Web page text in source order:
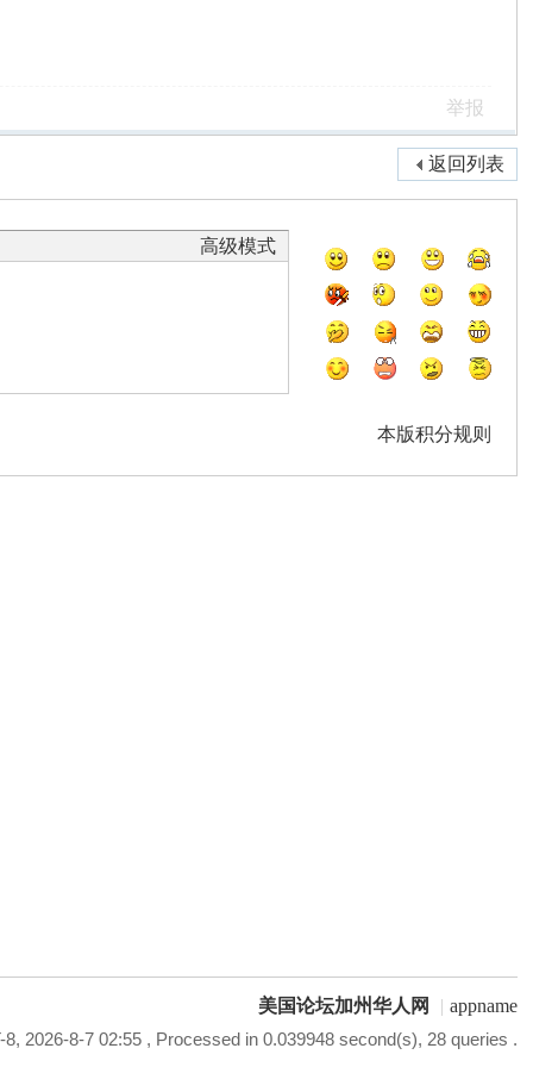
举报
返回列表
高级模式
本版积分规则
美国论坛加州华人网 | appname
8, 2026-8-7 02:55, Processed in 0.039948 second(s), 28 queries .